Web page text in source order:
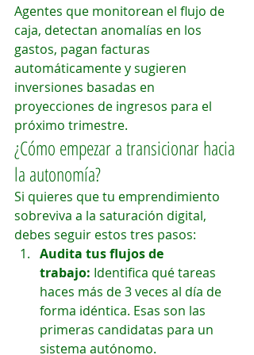
Agentes que monitorean el flujo de
caja, detectan anomalías en los
gastos, pagan facturas
automáticamente y sugieren
inversiones basadas en
proyecciones de ingresos para el
próximo trimestre.
¿Cómo empezar a transicionar hacia
la autonomía?
Si quieres que tu emprendimiento
sobreviva a la saturación digital,
debes seguir estos tres pasos:
Audita tus flujos de
trabajo: Identifica qué tareas
haces más de 3 veces al día de
forma idéntica. Esas son las
primeras candidatas para un
sistema autónomo.